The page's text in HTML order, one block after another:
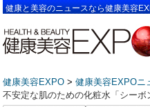
健康と美容のニュースなら健康美容
健康美容EXPO 健康美容EXPOニ
不安定な肌のための化粧水「シー